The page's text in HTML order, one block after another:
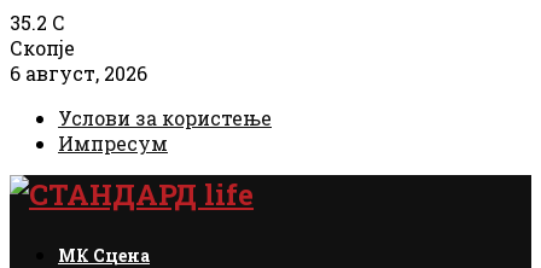
35.2 C
Скопје
6 август, 2026
Услови за користење
Импресум
Facebook
Instagram
Email
Rss
МК Сцена